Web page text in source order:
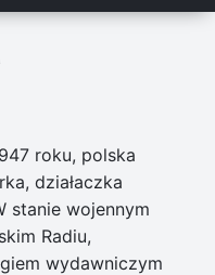
roku, polska
działaczka
stanie wojennym
Radiu,
wydawniczym